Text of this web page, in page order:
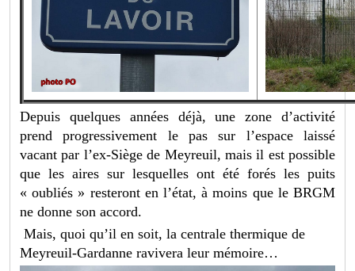
Depuis quelques années déjà, une zone d’activité
prend progressivement le pas sur l’espace laissé
vacant par l’ex-Siège de Meyreuil, mais il est possible
que les aires sur lesquelles ont été forés les puits
« oubliés » resteront en l’état, à moins que le BRGM
ne donne son accord.
Mais, quoi qu’il en soit, la centrale thermique de
Meyreuil-Gardanne ravivera leur mémoire…